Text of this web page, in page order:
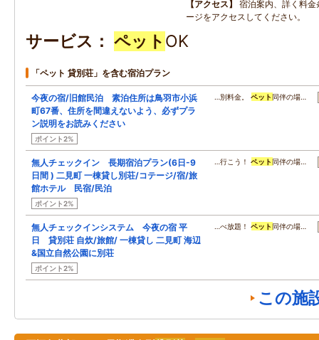
アクセス
宿泊案内、詳く料
ージをアクセスしてください。
サービス ペット OK
「ペット 貸別荘」を含む宿泊プラン
今夜の宿/旧館民泊 素泊住所は鳥羽市小浜
町67番、住所を間違えないよう、必ずプラ
ン説明をお読みください
ポイント2%
…別料金。ペット 同伴の場…
無人チェックイン 長期宿泊プラン(6日-9
日間 ) 二見町 一棟貸し別荘/コテージ/宿/旅
館ホテル 民宿/民泊
ポイント2%
…行こう！ペット 同伴の場…
無人チェックインシステム 今夜の宿 平
日 貸別荘 自炊/旅館/ 一棟貸し 二見町 海辺
&国立自然公園に別荘
ポイント2%
…べ放題！ペット 同伴の場…
この施